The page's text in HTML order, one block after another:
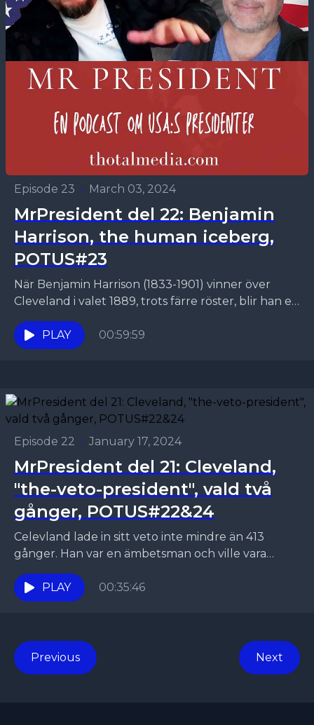
Episode 23 • March 03, 2024
MrPresident del 22: Benjamin
Harrison, the human iceberg,
POTUS#23
När Benjamin Harrison (1833-1901) vinner över
Cleveland i valet 1889, trots färre röster, blir han en
mellanpresident under en mandatperiod.
Cleveland kommer tillbaka som...
PLAY 00:59:59
Episode 22 • January 17, 2024
MrPresident del 21: Cleveland,
"the-veto-president", vald två
gånger, POTUS#22&24
Celevland lade in sitt veto inte mindre än 413
gånger. Han var en ämbetsman och ville vara
korrekt hellre än kreativ. Hans sista ord...
PLAY
00:35:46
Previous Next